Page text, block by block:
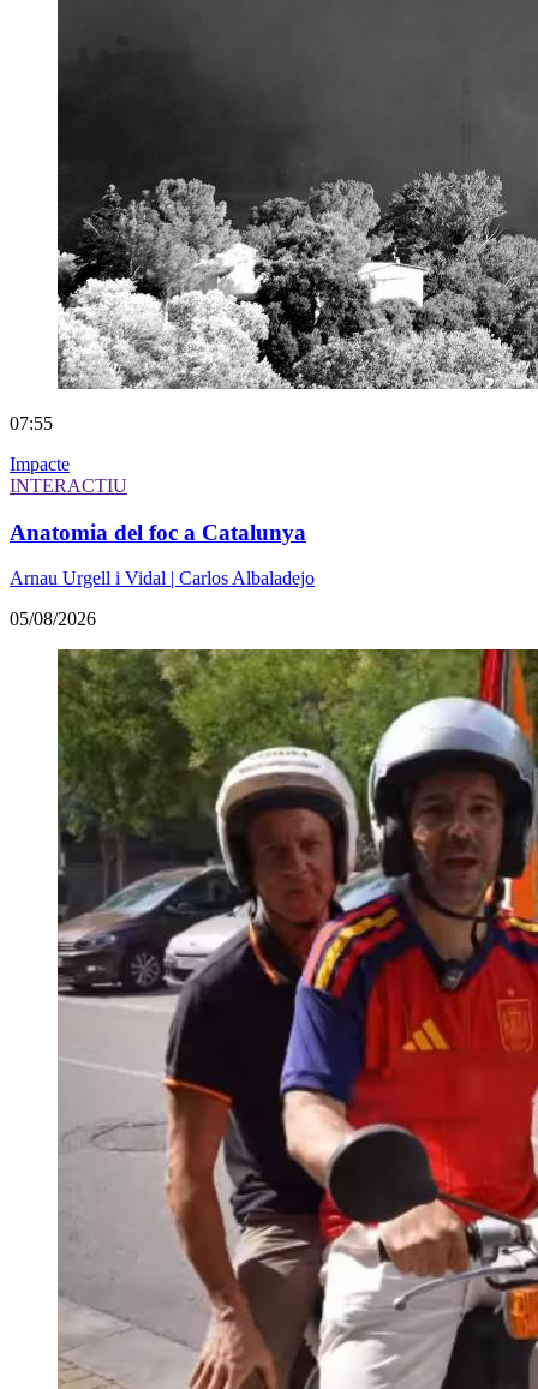
07:55
Impacte
INTERACTIU
Anatomia del foc a Catalunya
Arnau Urgell i Vidal | Carlos Albaladejo
05/08/2026